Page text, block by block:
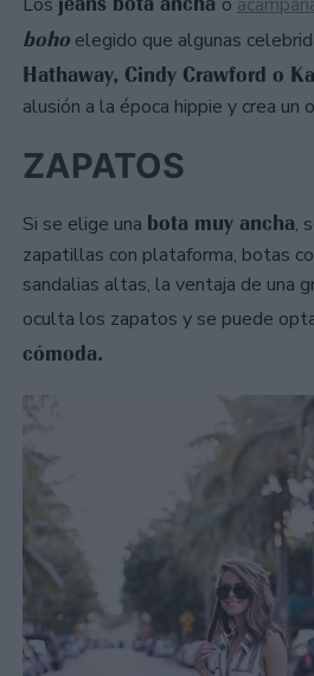
boho elegido que algunas
Hathaway, Cindy Crawford o
alusión a la época hippie y crea
ZAPATOS
Si se elige una bota muy ancha,
zapatillas con plataforma, botas
sandalias altas, la ventaja de una
oculta los zapatos y se puede
cómoda.